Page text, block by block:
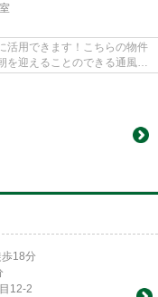
活用できます！こちらの物件
迎えることのできる通風良
歩18分
12-2